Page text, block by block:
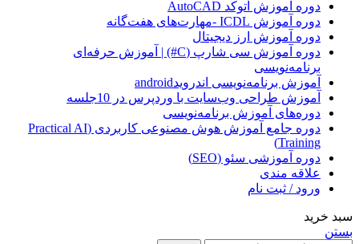
دوره آموزش اتوکد AutoCAD
دوره آموزش ICDL -مهارت‌های هفت‌گانه
دوره آموزش ارز دیجیتال
دوره آموزش سی شارپ (C#) | آموزش حرفه‌ای
برنامه‌نویسی
آموزش برنامه‌نویسی اندرویدandroid
آموزش طراحی وب‌سایت با وردپرس در 10جلسه
دوره‌های آموزش برنامه‌نویسی
دوره جامع آموزش هوش مصنوعی کاربردی (Practical AI
Training)
دوره آموزشی سئو (SEO)
علاقه مندی
ورود / ثبت نام
سبد خرید
بستن